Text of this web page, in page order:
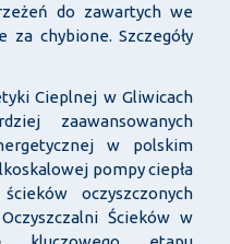
do zawartych we
chybione. Szczegóły
Cieplnej w Gliwicach
zaawansowanych
w polskim
pompy ciepła
oczyszczonych
Ścieków w